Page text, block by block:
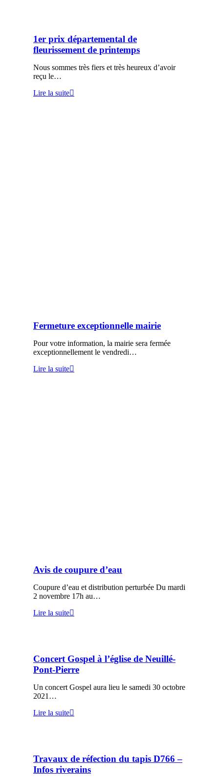
1er prix départemental de
fleurissement de printemps
Nous sommes très fiers et très heureux d’avoir
reçu le…
Lire la suite
Fermeture exceptionnelle mairie
Pour votre information, la mairie sera fermée
exceptionnellement le vendredi…
Lire la suite
Avis de coupure d’eau
Coupure d’eau et distribution perturbée Du mardi
2 novembre 17h au…
Lire la suite
Concert Gospel à l’église de Neuillé-
Pont-Pierre
Un concert Gospel aura lieu le samedi 30 octobre
2021…
Lire la suite
Travaux de réfection du tapis D766 –
Infos riverains